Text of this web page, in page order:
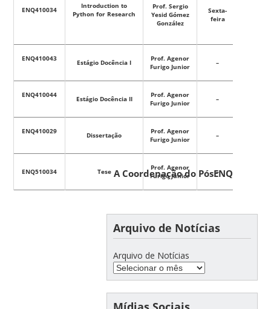
ENQ410034
Introduction to
Python for Research
Prof. Sergio
Yesid Gómez
González
Sexta-
feira
ENQ410043 Estágio Docência I
Prof. Agenor
Furigo Junior
–
ENQ410044 Estágio Docência II
Prof. Agenor
Furigo Junior
–
ENQ410029 Dissertação
Prof. Agenor
Furigo Junior
–
ENQ510034 Tese
Prof. Agenor
Furigo Junior
–
A Coordenação do PósENQ
Arquivo de Notícias
Arquivo de Notícias